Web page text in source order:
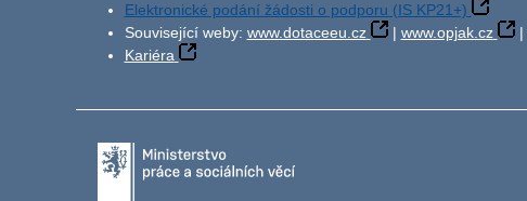
Elektronické podání žádosti o podporu (IS KP21+)
Související weby: www.dotaceeu.cz | www.opjak.cz |
Kariéra